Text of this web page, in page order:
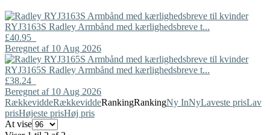
RYJ3163S Radley Armbånd med kærlighedsbreve t...
£40.95
Beregnet af 10 Aug 2026
RYJ3165S Radley Armbånd med kærlighedsbreve t...
£38.24
Beregnet af 10 Aug 2026
RækkeviddeRækkeviddeRankingRankingNy InNyLaveste prisLav
prisHøjeste prisHøj pris
At vise